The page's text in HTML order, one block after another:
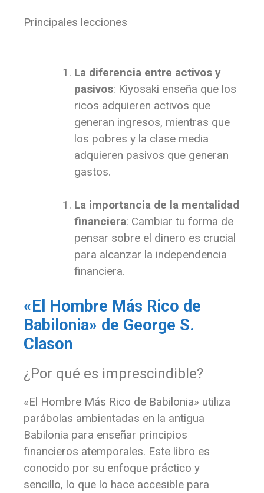
Principales lecciones
La diferencia entre activos y
pasivos: Kiyosaki enseña que los
ricos adquieren activos que
generan ingresos, mientras que
los pobres y la clase media
adquieren pasivos que generan
gastos.
La importancia de la mentalidad
financiera: Cambiar tu forma de
pensar sobre el dinero es crucial
para alcanzar la independencia
financiera.
«El Hombre Más Rico de
Babilonia» de George S.
Clason
¿Por qué es imprescindible?
«El Hombre Más Rico de Babilonia» utiliza
parábolas ambientadas en la antigua
Babilonia para enseñar principios
financieros atemporales. Este libro es
conocido por su enfoque práctico y
sencillo, lo que lo hace accesible para